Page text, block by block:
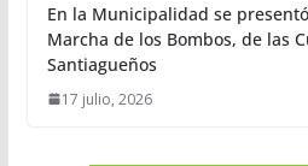
En la Municipalidad se
Marcha de los Bombos, de las
Santiagueños
17 julio, 2026